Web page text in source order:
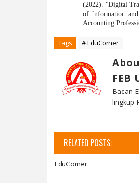
(2022). "Digital
of Information
Accounting
Tags # EduCorner
FEB
Badan
lingkup
RELATED POSTS:
EduCorner